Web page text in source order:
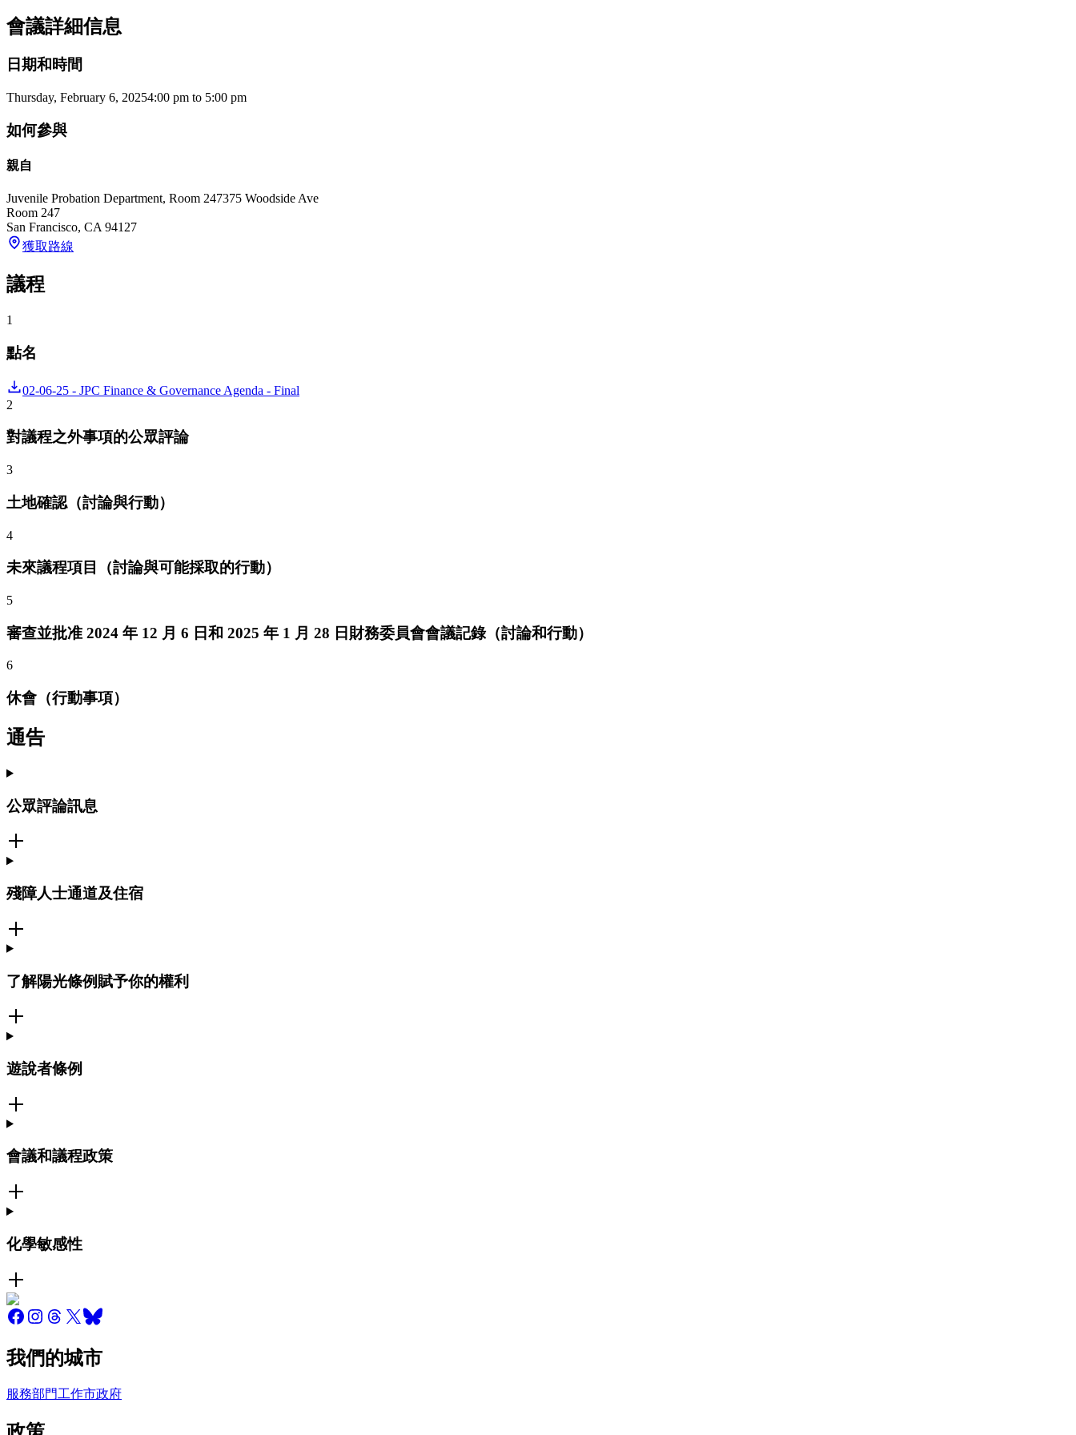
會議詳細信息
日期和時間
Thursday, February 6, 20254:00 pm to 5:00 pm
如何參與
親自
Juvenile Probation Department, Room 247375 Woodside Ave
Room 247
San Francisco, CA 94127
獲取路線
議程
1
點名
02-06-25 - JPC Finance & Governance Agenda - Final
2
對議程之外事項的公眾評論
3
土地確認（討論與行動）
4
未來議程項目（討論與可能採取的行動）
5
審查並批准 2024 年 12 月 6 日和 2025 年 1 月 28 日財務委員會會議記錄（討論和行動）
6
休會（行動事項）
通告
公眾評論訊息
殘障人士通道及住宿
了解陽光條例賦予你的權利
遊說者條例
會議和議程政策
化學敏感性
我們的城市
服務部門工作市政府